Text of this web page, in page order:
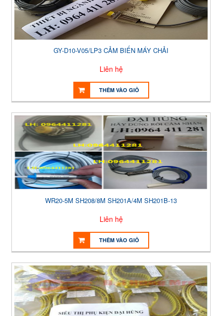
GY-D10-V05/LP3 CẢM BIẾN MÁY CHẢI
Liên hệ
THÊM VÀO GIỎ
WR20-5M SH208/8M SH201A/4M SH201B-13
Liên hệ
THÊM VÀO GIỎ